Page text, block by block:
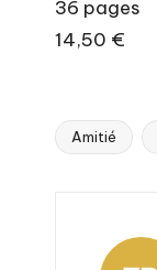
36 pages
14,50 €
Tags:
Amitié